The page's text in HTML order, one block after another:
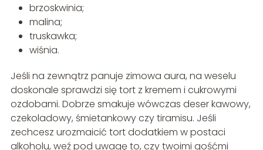
brzoskwinia;
malina;
truskawka;
wiśnia.
Jeśli na zewnątrz panuje zimowa aura, na weselu
doskonale sprawdzi się tort z kremem i cukrowymi
ozdobami. Dobrze smakuje wówczas deser kawowy,
czekoladowy, śmietankowy czy tiramisu. Jeśli
zechcesz urozmaicić tort dodatkiem w postaci
alkoholu, weź pod uwagę to, czy twoimi gośćmi